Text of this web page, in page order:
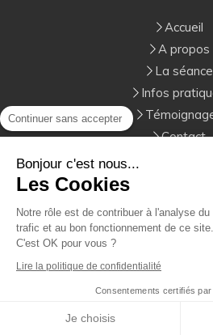
Accueil
A propos
La séance
Infos
Contact
14 Rue du
64600
France
Mentions
Continuer sans accepter
Bonjour c'est nous...
Les Cookies
Notre rôle est de contribuer à l'analyse du
trafic et au bon fonctionnement de ce site.
C'est OK pour vous ?
Lire la politique de confidentialité
Consentements certifiés par
Je choisis